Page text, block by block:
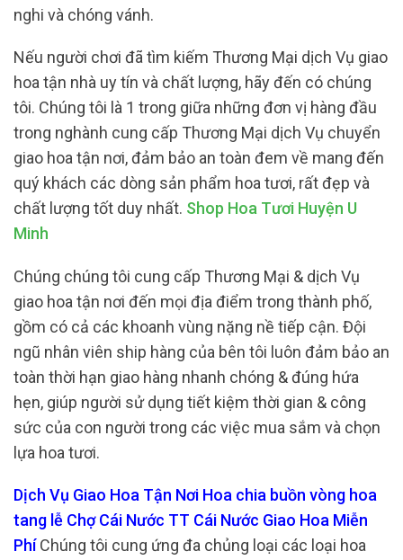
nghi và chóng vánh.
Nếu người chơi đã tìm kiếm Thương Mại dịch Vụ giao
hoa tận nhà uy tín và chất lượng, hãy đến có chúng
tôi. Chúng tôi là 1 trong giữa những đơn vị hàng đầu
trong nghành cung cấp Thương Mại dịch Vụ chuyển
giao hoa tận nơi, đảm bảo an toàn đem về mang đến
quý khách các dòng sản phẩm hoa tươi, rất đẹp và
chất lượng tốt duy nhất. Shop Hoa Tươi Huyện U
Minh
Chúng chúng tôi cung cấp Thương Mại & dịch Vụ
giao hoa tận nơi đến mọi địa điểm trong thành phố,
gồm có cả các khoanh vùng nặng nề tiếp cận. Đội
ngũ nhân viên ship hàng của bên tôi luôn đảm bảo an
toàn thời hạn giao hàng nhanh chóng & đúng hứa
hẹn, giúp người sử dụng tiết kiệm thời gian & công
sức của con người trong các việc mua sắm và chọn
lựa hoa tươi.
Dịch Vụ Giao Hoa Tận Nơi Hoa chia buồn vòng hoa
tang lễ Chợ Cái Nước TT Cái Nước Giao Hoa Miễn
PhíChúng tôi cung ứng đa chủng loại các loại hoa